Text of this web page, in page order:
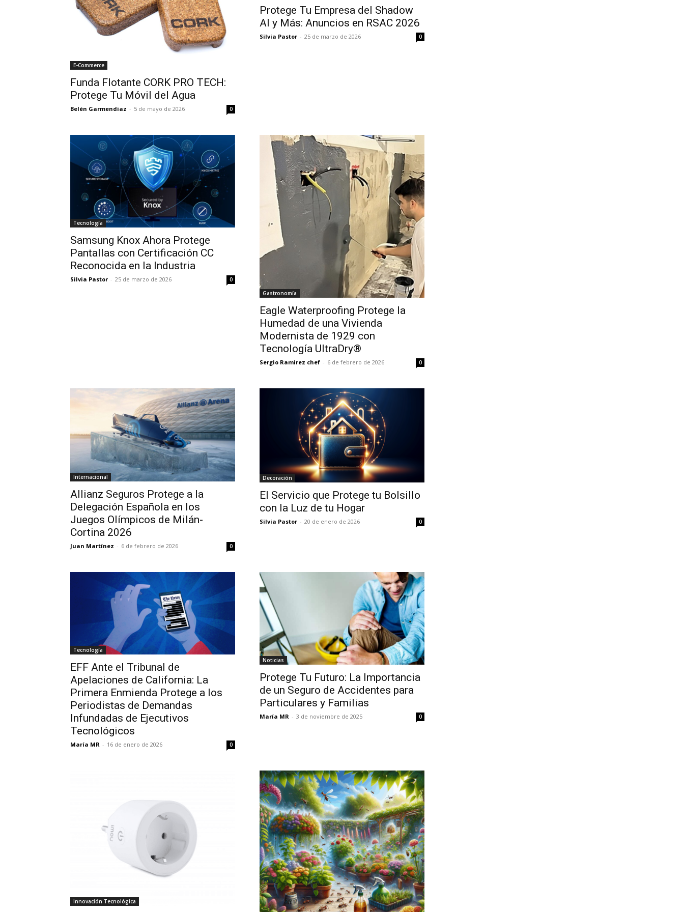
E-Commerce
Funda Flotante CORK PRO TECH:
Protege Tu Móvil del Agua
Belén Garmendiaz - 5 de mayo de 2026 0
Protege Tu Empresa del Shadow
AI y Más: Anuncios en RSAC 2026
Silvia Pastor - 25 de marzo de 2026 0
Tecnología
Samsung Knox Ahora Protege
Pantallas con Certificación CC
Reconocida en la Industria
Silvia Pastor - 25 de marzo de 2026
0
Gastronomía
Eagle Waterproofing Protege la
Humedad de una Vivienda
Modernista de 1929 con
Tecnología UltraDry®
Sergio Ramirez chef - 6 de febrero de 2026 0
Internacional
Allianz Seguros Protege a la
Delegación Española en los
Juegos Olímpicos de Milán-
Cortina 2026
Juan Martínez - 6 de febrero de 2026 0
Decoración
El Servicio que Protege tu Bolsillo
con la Luz de tu Hogar
Silvia Pastor - 20 de enero de 2026 0
Tecnología
EFF Ante el Tribunal de
Apelaciones de California: La
Primera Enmienda Protege a los
Periodistas de Demandas
Infundadas de Ejecutivos
Tecnológicos
María MR - 16 de enero de 2026 0
Noticias
Protege Tu Futuro: La Importancia
de un Seguro de Accidentes para
Particulares y Familias
María MR - 3 de noviembre de 2025 0
Innovación Tecnológica